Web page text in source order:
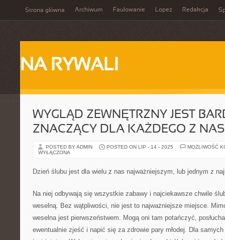
Strona główna Archiwum Faulowanie Lopez Redakcja
NA RYWALI
WYGLĄD ZEWNĘTRZNY JEST
ZNACZĄCY DLA KAŻDEGO Z NAS
POSTED BY ADMIN POSTED ON LIP - 14 - 2025
MOŻLIWOŚĆ
WYŁĄCZONA
Dzień ślubu jest dla wielu z nas najważniejszym, lub jednym z
Na niej odbywają się wszystkie zabawy i najciekawsze chwile
weselną. Bez wątpliwości, nie jest to najważniejsze miejsce.
weselna jest pierwszeństwem. Mogą oni tam potańczyć,
ewentualnie zjeść i napić się za zdrowie pary młodej. Dla